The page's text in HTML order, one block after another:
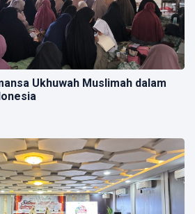
Ukhuwah Muslimah dalam